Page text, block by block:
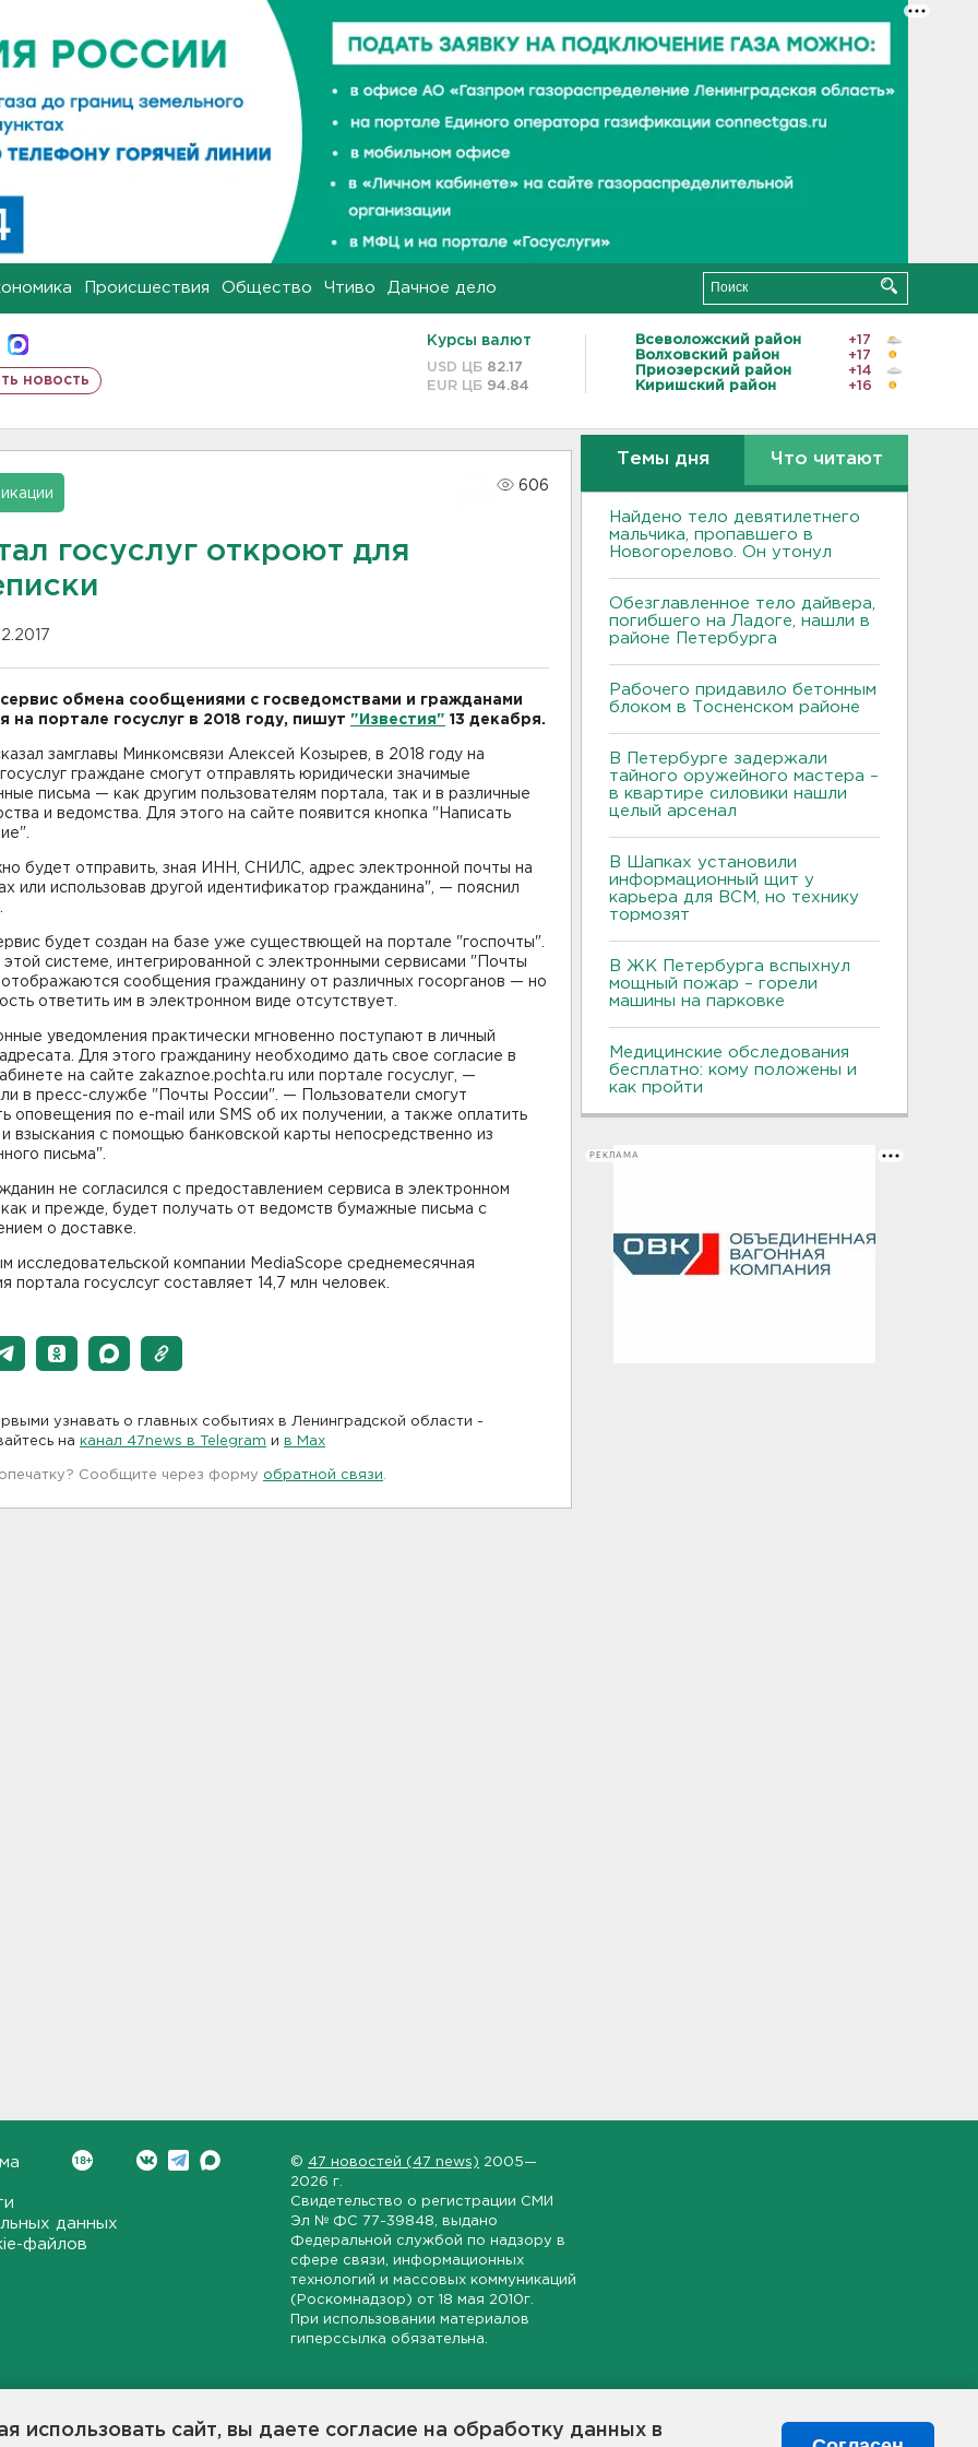
использовать сайт, вы даете согласие на обработку данных в
Происшествия Общество Чтиво Дачное дело
новость
Курсы валют
USD ЦБ 82.17
EUR ЦБ 94.84
Всеволожский район
+17
Волховский район
+17
Приозерский район
+14
Киришский район
+16
606
госуслуг откроют для
обмена сообщениями с госведомствами и гражданами
на портале госуслуг в 2018 году, пишут "Известия" 13 декабря.
замглавы Минкомсвязи Алексей Козырев, в 2018 году на
граждане смогут отправлять юридически значимые
письма — как другим пользователям портала, так и в различные
и ведомства. Для этого на сайте появится кнопка "Написать
будет отправить, зная ИНН, СНИЛС, адрес электронной почты на
или использовав другой идентификатор гражданина", — пояснил
будет создан на базе уже существющей на портале "госпочты".
этой системе, интегрированной с электронными сервисами "Почты
отображаются сообщения гражданину от различных госорганов — но
ответить им в электронном виде отсутствует.
уведомления практически мгновенно поступают в личный
Для этого гражданину необходимо дать свое согласие в
на сайте zakaznoe.pochta.ru или портале госуслуг, —
в пресс-службе "Почты России". — Пользователи смогут
оповещения по e-mail или SMS об их получении, а также оплатить
взыскания с помощью банковской карты непосредственно из
письма".
не согласился с предоставлением сервиса в электронном
как и прежде, будет получать от ведомств бумажные письма с
о доставке.
исследовательской компании MediaScope среднемесячная
портала госуслсуг составляет 14,7 млн человек.
узнавать о главных событиях в Ленинградской области -
на канал 47news в Telegram и в Maх
Сообщите через форму обратной связи
Темы дня Что читают
Найдено тело девятилетнего
мальчика, пропавшего в
Новогорелово. Он утонул
Обезглавленное тело дайвера,
погибшего на Ладоге, нашли в
районе Петербурга
Рабочего придавило бетонным
блоком в Тосненском районе
В Петербурге задержали
тайного оружейного мастера –
в квартире силовики нашли
целый арсенал
В Шапках установили
информационный щит у
карьера для ВСМ, но технику
тормозят
В ЖК Петербурга вспыхнул
мощный пожар – горели
машины на парковке
Медицинские обследования
бесплатно: кому положены и
как пройти
РЕКЛАМА
данных
файлов
© 47 новостей (47 news) 2005—
2026 г.
Свидетельство о регистрации СМИ
Эл № ФС 77-39848 , выдано
Федеральной службой по надзору в
сфере связи, информационных
технологий и массовых коммуникаций
(Роскомнадзор) от 18 мая 2010г.
При использовании материалов
гиперссылка обязательна.
области, экономической и инвестиционной активности в регионе.
станет популярной и конструктивной площадкой для свободного